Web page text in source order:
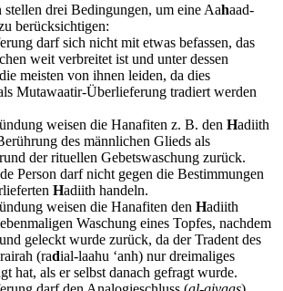
drei Bedingungen, um eine Aahaad-
berücksichtigen:
darf sich nicht mit etwas befassen, das
weit verbreitet ist und unter dessen
meisten von ihnen leiden, da dies
Mutawaatir-Überlieferung tradiert werden
weisen die Hanafiten z. B. den Hadiith
des männlichen Glieds als
der rituellen Gebetswaschung zurück.
Person darf nicht gegen die Bestimmungen
Hadiith handeln.
weisen die Hanafiten den Hadiith
Waschung eines Topfes, nachdem
geleckt wurde zurück, da der Tradent des
(radial-laahu ‘anh) nur dreimaliges
hat, als er selbst danach gefragt wurde.